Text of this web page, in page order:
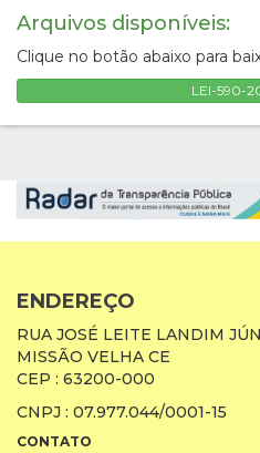
Arquivos disponíveis:
Clique no botão abaixo para
LEI-590-
ENDEREÇO
RUA JOSÉ LEITE LANDIM
MISSÃO VELHA CE
CEP : 63200-000
CNPJ : 07.977.044/0001-15
CONTATO